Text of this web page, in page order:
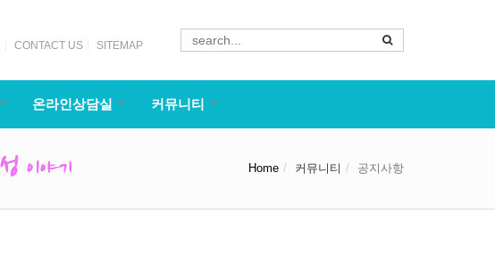
CONTACT US SITEMAP
온라인상담실 커뮤니티
Home 커뮤니티 공지사항